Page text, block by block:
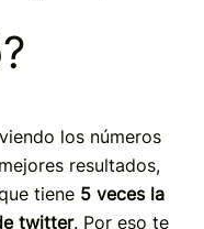
los números
resultados,
tiene 5 veces la
twitter. Por eso te